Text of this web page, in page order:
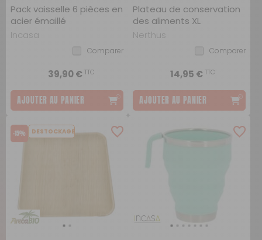
Pack vaisselle 6 pièces en
acier émaillé
Incasa
Comparer
39,90 €TTC
AJOUTER AU PANIER
Plateau de conservation
des aliments XL
Nerthus
Comparer
14,95 €TTC
AJOUTER AU PANIER
-15% DESTOCKAGE